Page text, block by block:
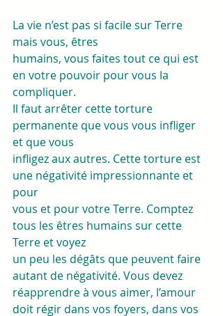
La vie n’est pas si facile sur Terre
mais vous, êtres
humains, vous faites tout ce qui est
en votre pouvoir pour vous la
compliquer.
Il faut arrêter cette torture
permanente que vous vous infliger
et que vous
infligez aux autres. Cette torture est
une négativité impressionnante et
pour
vous et pour votre Terre. Comptez
tous les êtres humains sur cette
Terre et voyez
un peu les dégâts que peuvent faire
autant de négativité. Vous devez
réapprendre à vous aimer, l’amour
doit régir dans vos foyers, dans vos